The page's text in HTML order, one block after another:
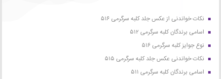
نکات خواندنی از عکس جلد کلبه سرگرمی ۵۱۶
اسامی برندگان کلبه سرگرمی ۵۱۲
نوع جوایز کلبه سرگرمی ۵۱۶
نکات خواندنی عکس جلد کلبه سرگرمی ۵۱۵
اسامی برندگان کلبه سرگرمی ۵۱۱